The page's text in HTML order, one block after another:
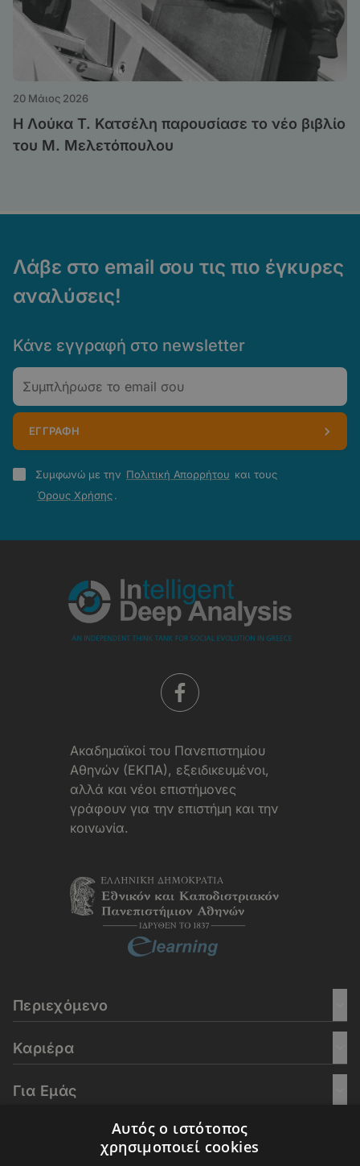
20 Μάιος 2026
Η Λούκα Τ. Κατσέλη παρουσίασε το νέο βιβλίο
του Μ. Μελετόπουλου
Λάβε στο email σου τις πιο έγκυρες
αναλύσεις!
Κάνε εγγραφή στο newsletter
Email
ΕΓΓΡΑΦΗ
Πολιτική
Απορρήτου
Συμφωνώ με την Πολιτική Απορρήτου και τους
Όρους Χρήσης.
Aκαδημαϊκοί του Πανεπιστημίου
Αθηνών (ΕΚΠΑ), εξειδικευμένοι,
αλλά και νέοι επιστήμονες
γράφουν για την επιστήμη και την
κοινωνία.
Περιεχόμενο
Καριέρα
Για Εμάς
Αυτός ο ιστότοπος
χρησιμοποιεί cookies